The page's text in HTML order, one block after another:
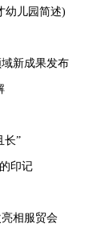
幼儿园简述)
新成果发布
长”
印记
相服贸会